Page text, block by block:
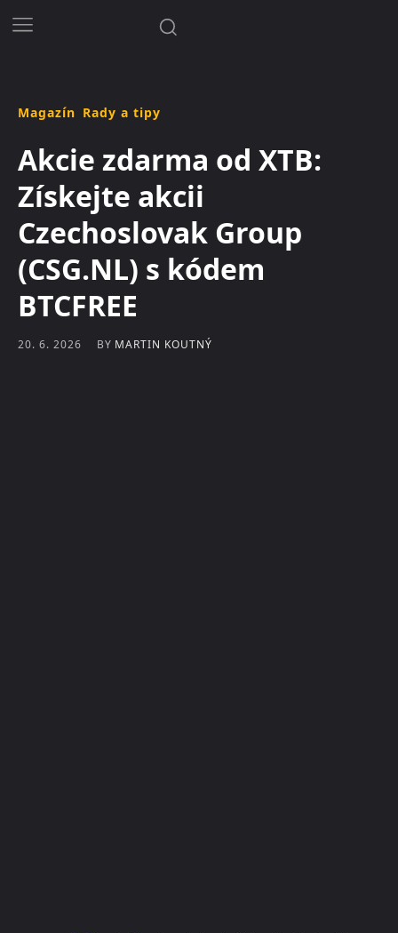
Magazín Rady a tipy
Akcie zdarma od XTB:
Získejte akcii
Czechoslovak Group
(CSG.NL) s kódem
BTCFREE
20. 6. 2026 BY MARTIN KOUTNÝ